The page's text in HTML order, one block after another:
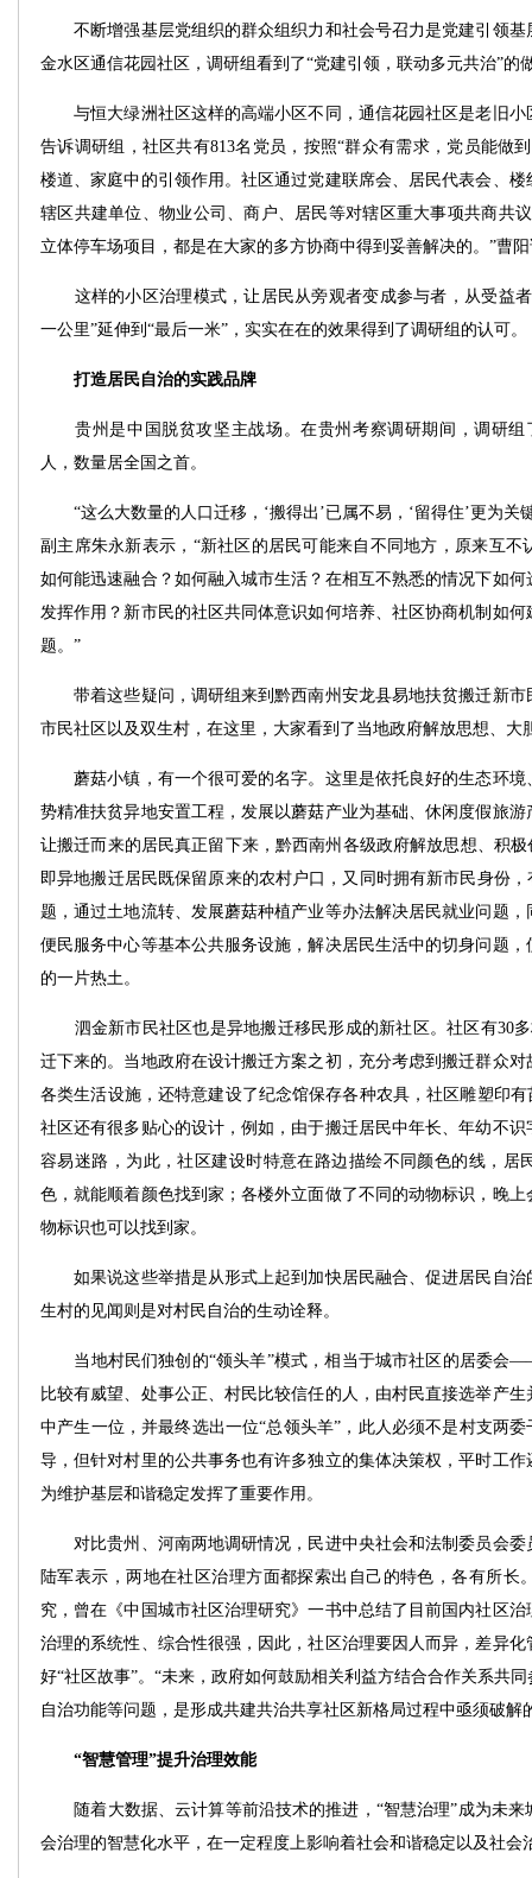
不断增强基层党组织的群众组织力和社会号召力是党建引领基
金水区通信花园社区，调研组看到了“党建引领，联动多元共治”的
与恒大绿洲社区这样的高端小区不同，通信花园社区是老旧小
告诉调研组，社区共有813名党员，按照“群众有需求，党员能做
楼道、家庭中的引领作用。社区通过党建联席会、居民代表会、
辖区共建单位、物业公司、商户、居民等对辖区重大事项共商共
立体停车场项目，都是在大家的多方协商中得到妥善解决的。”曹
这样的小区治理模式，让居民从旁观者变成参与者，从受益者
一公里”延伸到“最后一米”，实实在在的效果得到了调研组的认可。
打造居民自治的实践品牌
贵州是中国脱贫攻坚主战场。在贵州考察调研期间，调研组
人，数量居全国之首。
“这么大数量的人口迁移，‘搬得出’已属不易，‘留得住’更为关
副主席朱永新表示，“新社区的居民可能来自不同地方，原来互
如何能迅速融合？如何融入城市生活？在相互不熟悉的情况下如
发挥作用？新市民的社区共同体意识如何培养、社区协商机制如
题。”
带着这些疑问，调研组来到黔西南州安龙县易地扶贫搬迁新市
市民社区以及双生村，在这里，大家看到了当地政府解放思想、大
蘑菇小镇，有一个很可爱的名字。这里是依托良好的生态环境
势精准扶贫异地安置工程，发展以蘑菇产业为基础、休闲度假旅
让搬迁而来的居民真正留下来，黔西南州各级政府解放思想、积
即异地搬迁居民既保留原来的农村户口，又同时拥有新市民身份
题，通过土地流转、发展蘑菇种植产业等办法解决居民就业问题
便民服务中心等基本公共服务设施，解决居民生活中的切身问题
的一片热土。
泗金新市民社区也是异地搬迁移民形成的新社区。社区有30多
迁下来的。当地政府在设计搬迁方案之初，充分考虑到搬迁群众
各类生活设施，还特意建设了纪念馆保存各种农具，社区雕塑印
社区还有很多贴心的设计，例如，由于搬迁居民中年长、年幼不
容易迷路，为此，社区建设时特意在路边描绘不同颜色的线，居
色，就能顺着颜色找到家；各楼外立面做了不同的动物标识，晚
物标识也可以找到家。
如果说这些举措是从形式上起到加快居民融合、促进居民自治
生村的见闻则是对村民自治的生动诠释。
当地村民们独创的“领头羊”模式，相当于城市社区的居委会
比较有威望、处事公正、村民比较信任的人，由村民直接选举产
中产生一位，并最终选出一位“总领头羊”，此人必须不是村支两
导，但针对村里的公共事务也有许多独立的集体决策权，平时工
为维护基层和谐稳定发挥了重要作用。
对比贵州、河南两地调研情况，民进中央社会和法制委员会委
陆军表示，两地在社区治理方面都探索出自己的特色，各有所长
究，曾在《中国城市社区治理研究》一书中总结了目前国内社区
治理的系统性、综合性很强，因此，社区治理要因人而异，差异
好“社区故事”。“未来，政府如何鼓励相关利益方结合合作关系共
自治功能等问题，是形成共建共治共享社区新格局过程中亟须破解
“智慧管理”提升治理效能
随着大数据、云计算等前沿技术的推进，“智慧治理”成为未来
会治理的智慧化水平，在一定程度上影响着社会和谐稳定以及社会